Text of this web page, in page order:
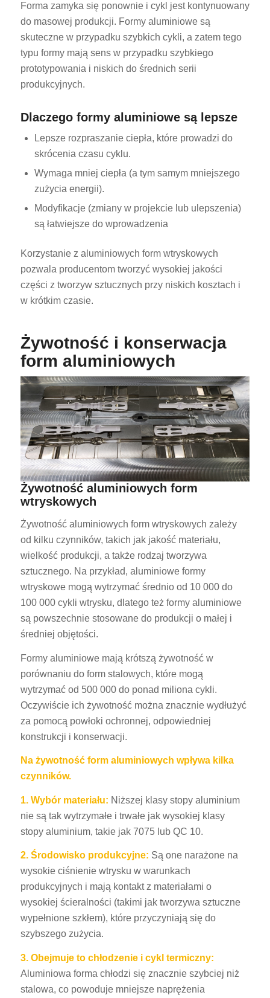
Forma zamyka się ponownie i cykl jest kontynuowany
do masowej produkcji. Formy aluminiowe są
skuteczne w przypadku szybkich cykli, a zatem tego
typu formy mają sens w przypadku szybkiego
prototypowania i niskich do średnich serii
produkcyjnych.
Dlaczego formy aluminiowe są lepsze
Lepsze rozpraszanie ciepła, które prowadzi do
skrócenia czasu cyklu.
Wymaga mniej ciepła (a tym samym mniejszego
zużycia energii).
Modyfikacje (zmiany w projekcie lub ulepszenia)
są łatwiejsze do wprowadzenia
Korzystanie z aluminiowych form wtryskowych
pozwala producentom tworzyć wysokiej jakości
części z tworzyw sztucznych przy niskich kosztach i
w krótkim czasie.
Żywotność i konserwacja
form aluminiowych
Żywotność aluminiowych form
wtryskowych
Żywotność aluminiowych form wtryskowych zależy
od kilku czynników, takich jak jakość materiału,
wielkość produkcji, a także rodzaj tworzywa
sztucznego. Na przykład, aluminiowe formy
wtryskowe mogą wytrzymać średnio od 10 000 do
100 000 cykli wtrysku, dlatego też formy aluminiowe
są powszechnie stosowane do produkcji o małej i
średniej objętości.
Formy aluminiowe mają krótszą żywotność w
porównaniu do form stalowych, które mogą
wytrzymać od 500 000 do ponad miliona cykli.
Oczywiście ich żywotność można znacznie wydłużyć
za pomocą powłoki ochronnej, odpowiedniej
konstrukcji i konserwacji.
Na żywotność form aluminiowych wpływa kilka
czynników.
1. Wybór materiału: Niższej klasy stopy aluminium
nie są tak wytrzymałe i trwałe jak wysokiej klasy
stopy aluminium, takie jak 7075 lub QC 10.
2. Środowisko produkcyjne: Są one narażone na
wysokie ciśnienie wtrysku w warunkach
produkcyjnych i mają kontakt z materiałami o
wysokiej ścieralności (takimi jak tworzywa sztuczne
wypełnione szkłem), które przyczyniają się do
szybszego zużycia.
3. Obejmuje to chłodzenie i cykl termiczny:
Aluminiowa forma chłodzi się znacznie szybciej niż
stalowa, co powoduje mniejsze naprężenia